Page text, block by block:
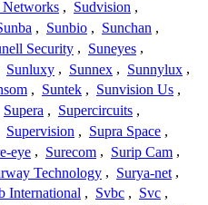
Networks , Sudvision ,
, Sunbio , Sunchan ,
Security , Suneyes ,
Sunluxy , Sunnex , Sunnylux ,
, Suntek , Sunvision Us ,
Supera , Supercircuits ,
Supervision , Supra Space ,
eye , Surecom , Surip Cam ,
Technology , Surya-net ,
International , Svbc , Svc ,